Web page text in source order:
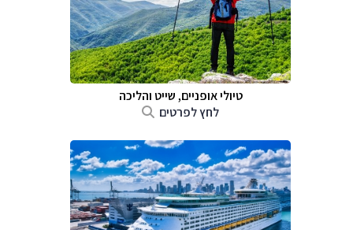
טיולי אופניים, שייט והליכה
לחץ לפרטים